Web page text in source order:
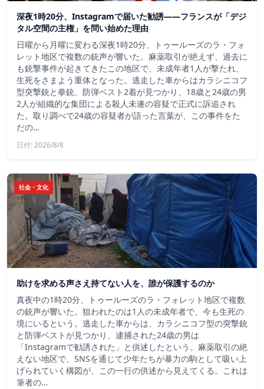
深夜1時20分、Instagramで届いた勧誘――フランスが「デジ
タル空間の主権」を問い始めた理由
日曜から月曜に変わる深夜1時20分、トゥールーズのラ・フォ
レット地区で複数の銃声が響いた。麻薬取引が絶えず、過去に
も銃撃事件が起きてきたこの地区で、未成年者1人が撃たれ、
生死をさまよう重体となった。逃走した車からはカラシニコフ
型突撃銃と拳銃、防弾ベスト2着が見つかり、18歳と24歳の男
2人が組織的な集団による殺人未遂の容疑で正式に訴追され
た。取り調べで24歳の容疑者が語った言葉が、この事件をた
だの…
日付: 2026/8/8
社会・文化
助けを求める声さえ持てない人を、誰が保護するのか
真夜中の1時20分、トゥールーズのラ・フォレット地区で複数
の銃声が響いた。狙われたのは1人の未成年者で、今も生死の
境にいるという。逃走した車からは、カラシニコフ型の突撃銃
と防弾ベストが見つかり、逮捕された24歳の男は
「Instagramで勧誘された」と供述したという。麻薬取引の絶
えない地区で、SNSを通じて少年たちが暴力の駒として吸い上
げられていく構図が、この一行の供述から見えてくる。これは
筆者の…